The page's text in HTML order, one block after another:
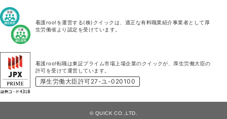
看護roo!を運営する(株)クイックは、適正な有料職業紹介事業者として厚
生労働省より認定を受けています。
看護roo!転職は東証プライム市場上場企業のクイックが、厚生労働大臣の
許可を受けて運営しています。
厚生労働大臣許可27-ユ-020100
© QUICK CO.,LTD.